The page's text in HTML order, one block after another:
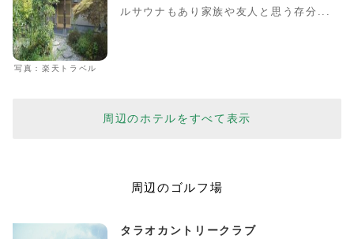
写真：楽天トラベル
ルサウナもあり家族や友人と思う存分...
周辺のホテルをすべて表示
周辺のゴルフ場
タラオカントリークラブ